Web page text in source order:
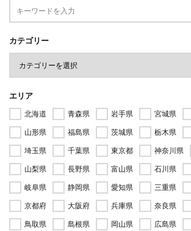
カテゴリー
エリア
北海道 青森県 岩手県 宮城県
山形県
福島県 茨城県 栃木県
埼玉県
千葉県 東京都 神奈川県
山梨県
長野県 富山県 石川県
岐阜県
静岡県 愛知県 三重県
京都府
大阪府 兵庫県 奈良県
鳥取県
島根県 岡山県 広島県